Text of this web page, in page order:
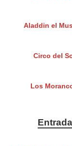
Aladdin el
Circo del
Los